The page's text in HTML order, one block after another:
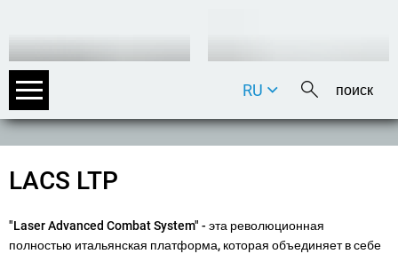
DE
RU
LACS LTP
"Laser Advanced Combat System" - эта революционная
полностью итальянская платформа, которая объединяет в себе